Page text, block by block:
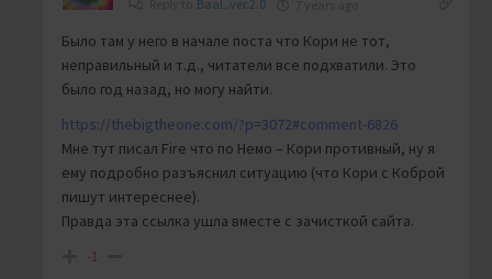
BaaL.ver.2.0
Было там у него в начале поста что Кори не тот,
неправильный и т.д., читатели все подхватили. Это
было год назад, но могу найти.
https://thebigtheone.com/?p=3072#comment-6826
Мне тут писал Fire что по Немо – Кори противный, ну я
ему подробно разъяснил ситуацию (что Кори с Коброй
пишут интереснее).
Правда эта ссылка ушла вместе с зачисткой сайта.
-1